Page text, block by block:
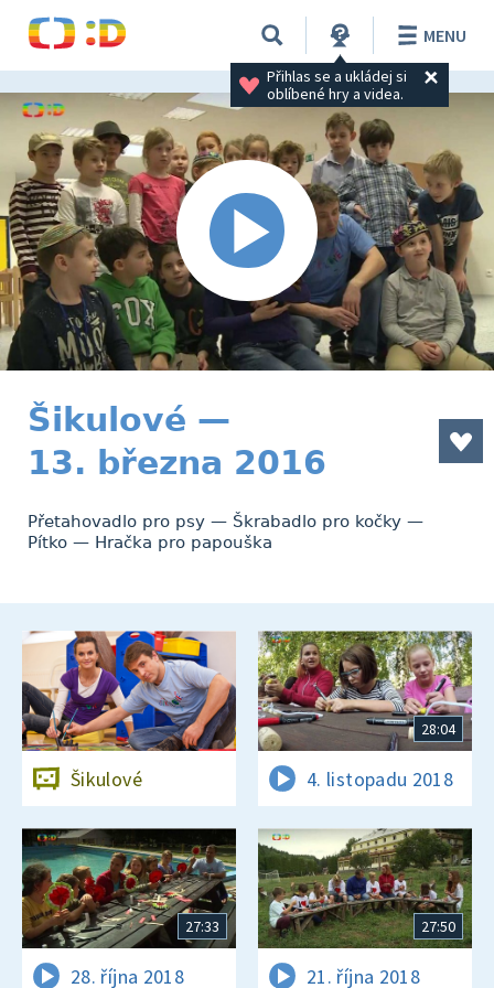
Přihlas se a ukládej si
oblíbené hry a videa.
MENU
Šikulové —
13. března 2016
Přetahovadlo pro psy — Škrabadlo pro kočky —
Pítko — Hračka pro papouška
Šikulové
28:04
4. listopadu 2018
27:33
28. října 2018
27:50
21. října 2018